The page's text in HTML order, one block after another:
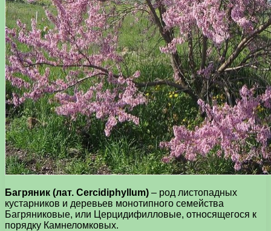
Багряник (лат. Cercidiphyllum) – род листопадных
кустарников и деревьев монотипного семейства
Багряниковые, или Церцидифилловые, относящегося к
порядку Камнеломковых.